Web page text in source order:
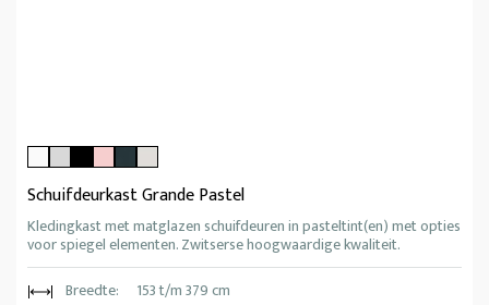
Schuifdeurkast Grande Pastel
Kledingkast met matglazen schuifdeuren in pasteltint(en) met opties
voor spiegel elementen. Zwitserse hoogwaardige kwaliteit.
Breedte:
153 t/m 379 cm